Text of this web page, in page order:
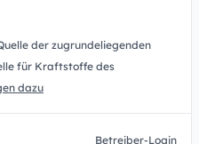
der zugrundeliegenden
für Kraftstoffe des
dazu
Betreiber-Login